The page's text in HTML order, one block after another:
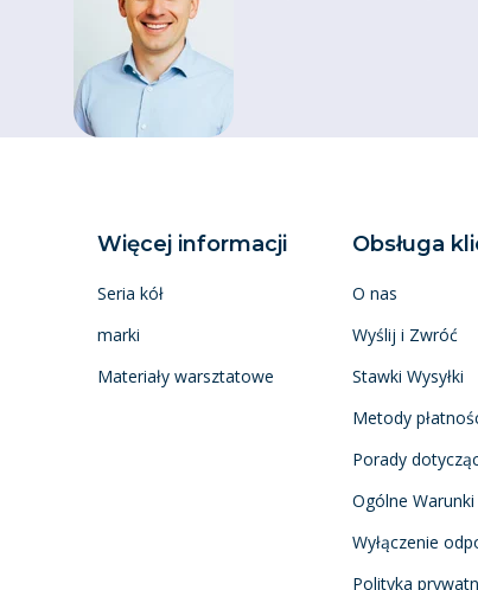
Więcej informacji
Seria kół
marki
Materiały warsztatowe
Obsługa
O nas
Wyślij i Zwróć
Stawki Wysyłki
Metody
Porady
Ogólne Warunki
Wyłączenie
Polityka